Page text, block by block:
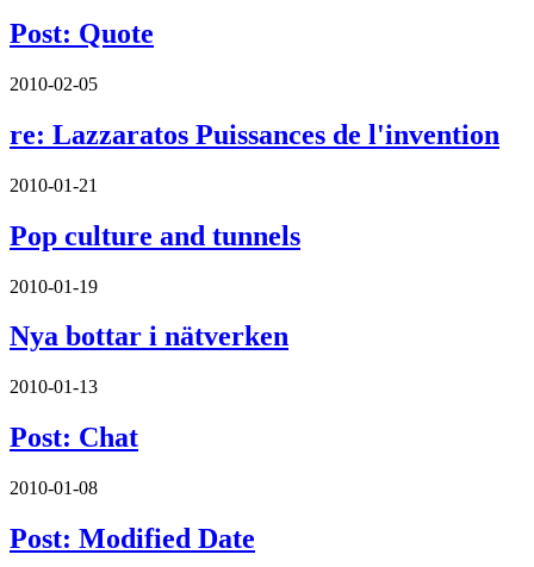
Post: Quote
2010-02-05
re: Lazzaratos Puissances de l'invention
2010-01-21
Pop culture and tunnels
2010-01-19
Nya bottar i nätverken
2010-01-13
Post: Chat
2010-01-08
Post: Modified Date